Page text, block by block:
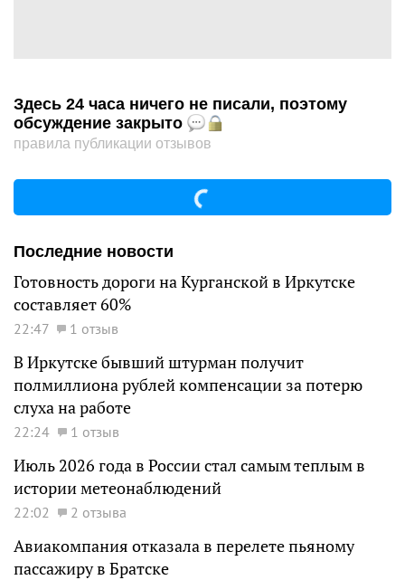
Здесь 24 часа ничего не писали, поэтому
обсуждение закрыто
правила публикации отзывов
Последние новости
Готовность дороги на Курганской в Иркутске
составляет 60%
22:47 1 отзыв
В Иркутске бывший штурман получит
полмиллиона рублей компенсации за потерю
слуха на работе
22:24 1 отзыв
Июль 2026 года в России стал самым теплым в
истории метеонаблюдений
22:02 2 отзыва
Авиакомпания отказала в перелете пьяному
пассажиру в Братске